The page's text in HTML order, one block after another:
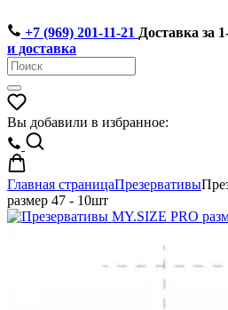
+7 (969) 201-11-21 Доставка за
и доставка
Вы добавили в избранное:
Главная страницаПрезервативы
размер 47 - 10шт